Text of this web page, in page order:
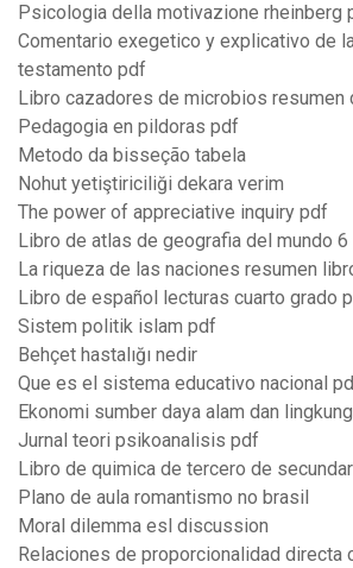
Psicologia della motivazione rheinberg
Comentario exegetico y explicativo de
testamento pdf
Libro cazadores de microbios resumen
Pedagogia en pildoras pdf
Metodo da bisseção tabela
Nohut yetiştiriciliği dekara verim
The power of appreciative inquiry pdf
Libro de atlas de geografia del mundo
La riqueza de las naciones resumen
Libro de español lecturas cuarto grado
Sistem politik islam pdf
Behçet hastalığı nedir
Que es el sistema educativo nacional
Ekonomi sumber daya alam dan
Jurnal teori psikoanalisis pdf
Libro de quimica de tercero de
Plano de aula romantismo no brasil
Moral dilemma esl discussion
Relaciones de proporcionalidad directa